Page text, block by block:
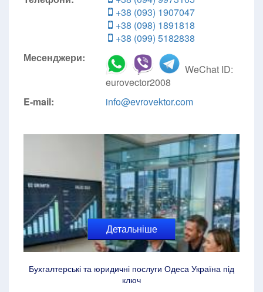
+38 (093) 1907047
+38 (098) 1891818
+38 (099) 5182838
Месенджери:
WeChat ID:
eurovector2008
E-mail:
info@evrovektor.com
Детальніше
Бухгалтерські та юридичні послуги Одеса Україна під
ключ